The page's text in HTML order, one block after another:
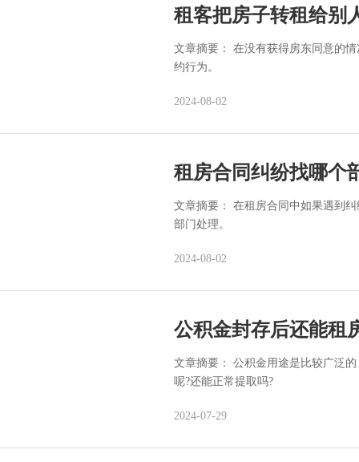
租客把房子转租给别
文章摘要： 在没有获得房东同意的
约行为。
2024-08-02
租房合同纠纷找哪个
文章摘要： 在租房合同中如果遇到
部门处理。
2024-08-02
公积金封存后还能租
文章摘要： 公积金用途是比较广泛
呢?还能正常提取吗?
2024-07-29